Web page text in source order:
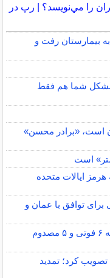
را مي‌نويسد؟ | رپ در
بیمارستان رفت و
مشکل شما هم فقط
است، «برادر محسن»
ایالات متحده
برای توافق با عمان و
تصادف زنجیره‌ای در جاده سلماس - ارومیه ۶ فوتی و ۵ مصدوم
تصویب کرد؛ تمدید